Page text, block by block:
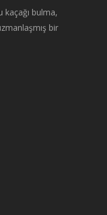
kaçağı bulma,
bir